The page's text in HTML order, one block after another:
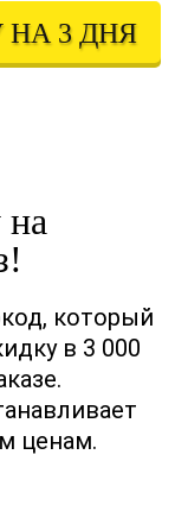
НА 3 ДНЯ
совершеннолетие,
который
в 3 000
ценам.